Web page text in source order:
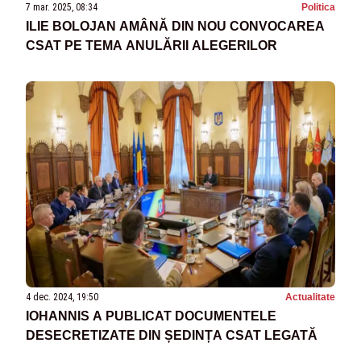
7 mar. 2025, 08:34 Politica
ILIE BOLOJAN AMÂNĂ DIN NOU CONVOCAREA
CSAT PE TEMA ANULĂRII ALEGERILOR
4 dec. 2024, 19:50 Actualitate
IOHANNIS A PUBLICAT DOCUMENTELE
DESECRETIZATE DIN ȘEDINȚA CSAT LEGATĂ